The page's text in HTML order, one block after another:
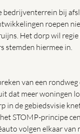
bij
roepen
Het dorp wil
stemden hiermee in.
van een
dat meer woningen
de gebiedsvisie
STOMP-principe
volgen elkaar van